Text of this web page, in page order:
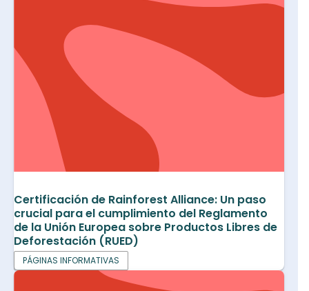
Certificación de Rainforest Alliance: Un paso
crucial para el cumplimiento del Reglamento
de la Unión Europea sobre Productos Libres de
Deforestación (RUED)
PÁGINAS INFORMATIVAS